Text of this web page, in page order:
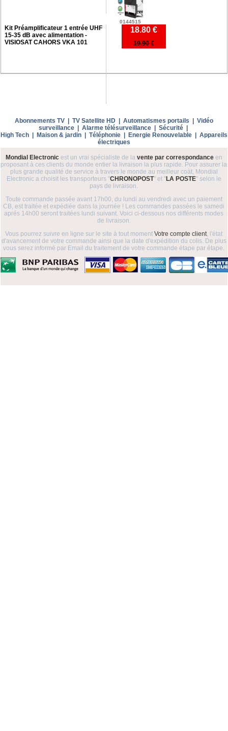
0144515
Kit Préamplificateur 1 entrée UHF
15-35 dB avec alimentation -
VISIOSAT CAHORS VKA 101
18.80 €
19.90 €
Abonnements TV| TV Satellite HD| Automatismes portails | Vidéo
surveillance| Alarme télésurveillance| Sécurité|
High Tech| Maison & jardin| Téléphonie| Energie Renouvelable| Appareils
électriques
Mondial Electronicest un vrai spécialiste de la vente par correspondanceen
proposant à ces clients du monde entier la livraison la plus rapide. Pour assurer la
plus grande qualité de service à travers le monde au meilleur coàt, Mondial
Electronic a choisit les transporteurs "CHRONOPOST" et "LA POSTE" selon le
pays de livraison.
Toute commande passée avant 17h00, du lundi au vendredi avec un paiement
CB, est traitée et expédiée dans la journée ! Les commandes passées le samedi
aprés 14h00 seront traitées lundi suivant. Voici ci-dessous nos différents modes
de livraison.
Vous pourrez suivre en ligne sur le site à tout momentVotre compte client , l'état
d'avancement de votre commande ainsi que la date d'expédition du colis. De plus
vous serez informé par Email du traitement de votre commande étape par étape.